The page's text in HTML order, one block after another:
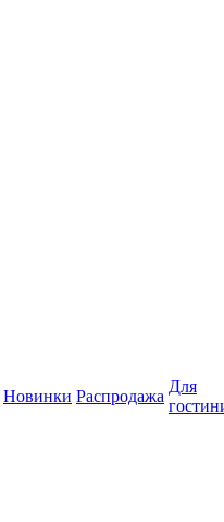
Новинки Распродажа
Для